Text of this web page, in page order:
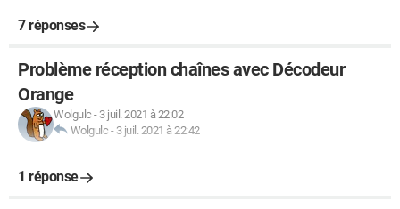
7 réponses
Problème réception chaînes avec Décodeur
Orange
Wolgulc - 3 juil. 2021 à 22:02
Wolgulc - 3 juil. 2021 à 22:42
1 réponse